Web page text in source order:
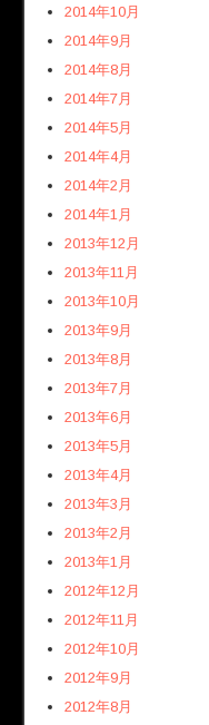
2014年10月
2014年9月
2014年8月
2014年7月
2014年5月
2014年4月
2014年2月
2014年1月
2013年12月
2013年11月
2013年10月
2013年9月
2013年8月
2013年7月
2013年6月
2013年5月
2013年4月
2013年3月
2013年2月
2013年1月
2012年12月
2012年11月
2012年10月
2012年9月
2012年8月